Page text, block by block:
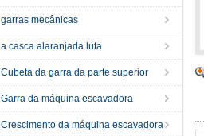
garras mecânicas
a casca alaranjada luta
Cubeta da garra da parte superior
Garra da máquina escavadora
Crescimento da máquina escavadora